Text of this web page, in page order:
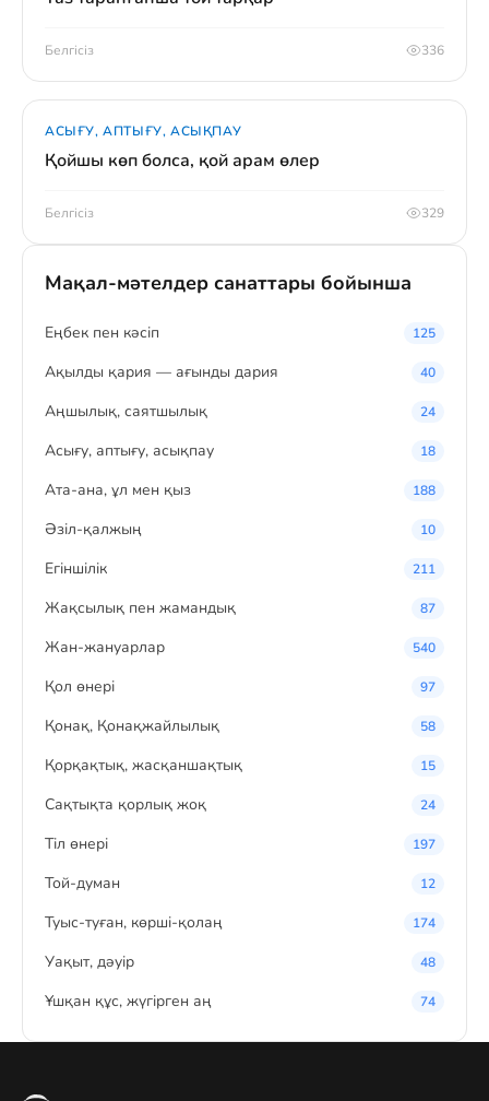
Белгісіз 336
АСЫҒУ, АПТЫҒУ, АСЫҚПАУ
Қойшы көп болса, қой арам өлер
Белгісіз 329
Мақал-мәтелдер санаттары бойынша
Eңбек пен кәсіп 125
Ақылды қария — ағынды дария 40
Аңшылық, саятшылық 24
Асығу, аптығу, асықпау 18
Ата-ана, ұл мен қыз 188
Әзіл-қалжың 10
Егіншілік 211
Жақсылық пен жамандық 87
Жан-жануарлар 540
Қол өнері 97
Қонақ, Қонақжайлылық 58
Қорқақтық, жасқаншақтық 15
Сақтықта қорлық жоқ 24
Тіл өнері 197
Той-думан 12
Туыс-туған, көрші-қолаң 174
Уақыт, дәуір 48
Ұшқан құс, жүгірген аң 74